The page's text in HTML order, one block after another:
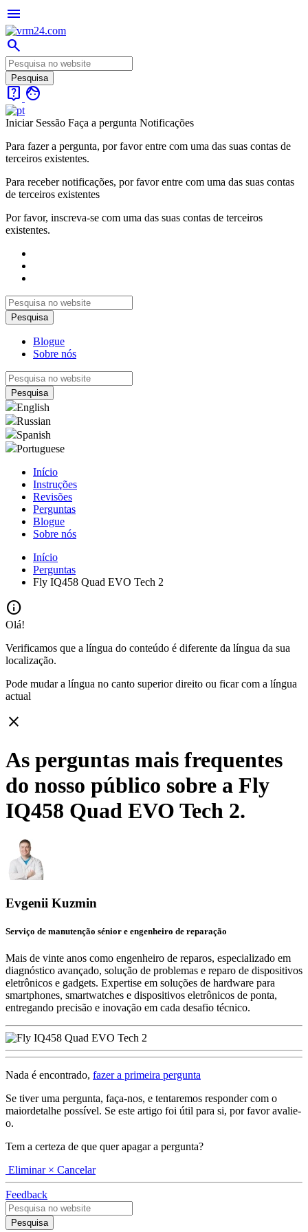
menu
search
live_help face
Iniciar Sessão Faça a pergunta Notificações
Para fazer a pergunta, por favor entre com uma das suas contas de
terceiros existentes.
Para receber notificações, por favor entre com uma das suas contas
de terceiros existentes
Por favor, inscreva-se com uma das suas contas de terceiros
existentes.
Blogue
Sobre nós
English
Russian
Spanish
Portuguese
Início
Instruções
Revisões
Perguntas
Blogue
Sobre nós
Início
Perguntas
Fly IQ458 Quad EVO Tech 2
info
Olá!
Verificamos que a língua do conteúdo é diferente da língua da sua
localização.
Pode mudar a língua no canto superior direito ou ficar com a língua
actual
close
As perguntas mais frequentes
do nosso público sobre a Fly
IQ458 Quad EVO Tech 2.
Evgenii Kuzmin
Serviço de manutenção sénior e engenheiro de reparação
Mais de vinte anos como engenheiro de reparos, especializado em
diagnóstico avançado, solução de problemas e reparo de dispositivos
eletrônicos e gadgets. Expertise em soluções de hardware para
smartphones, smartwatches e dispositivos eletrônicos de ponta,
entregando precisão e inovação em cada desafio técnico.
Nada é encontrado, fazer a primeira pergunta
Se tiver uma pergunta, faça-nos, e tentaremos responder com o
maiordetalhe possível. Se este artigo foi útil para si, por favor avalie-
o.
Tem a certeza de que quer apagar a pergunta?
Eliminar × Cancelar
Feedback